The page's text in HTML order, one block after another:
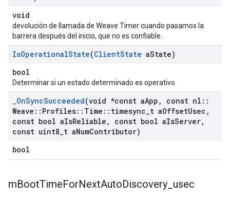
void
devolución de llamada de Weave Timer cuando pasamos la
barrera después del inicio, que no es confiable.
IsOperationalState(ClientState aState)
bool
Determinar si un estado determinado es operativo
_OnSyncSucceeded(void *const aApp , const nl ::
Weave :: Profiles:: Time :: timesync t aOffsetUsec ,
const bool aIsReliable , const bool aIsServer,
const uint8 t aNumContributor)
bool
mBootTimeForNextAutoDiscovery usec